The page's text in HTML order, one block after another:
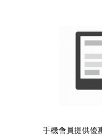
手機會員提供優